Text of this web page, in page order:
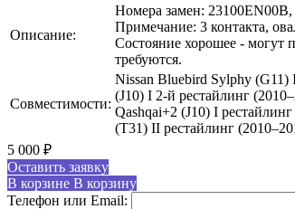
Описание:
Номера замен:
Примечание: 3 контакта,
Состояние хорошее - могут
требуются.
Совместимости:
Nissan Bluebird Sylphy (G11)
(J10) I 2-й рестайлинг
Qashqai+2 (J10) I
(T31) II рестайлинг
5 000 ₽
Оставить заявку
В корзине В корзину
Телефон или Email: